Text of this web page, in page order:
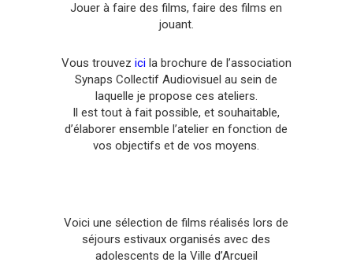
Jouer à faire des films, faire des films en
jouant.
Vous trouvez ici la brochure de l’association
Synaps Collectif Audiovisuel au sein de
laquelle je propose ces ateliers.
Il est tout à fait possible, et souhaitable,
d’élaborer ensemble l’atelier en fonction de
vos objectifs et de vos moyens.
Voici une sélection de films réalisés lors de
séjours estivaux organisés avec des
adolescents de la Ville d’Arcueil